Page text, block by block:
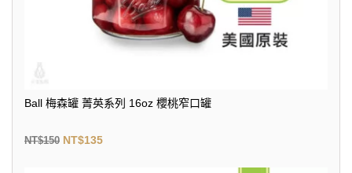
Ball 梅森罐 菁英系列 16oz 櫻桃窄口罐
NT$150 NT$135